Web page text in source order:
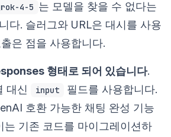
4-5 는 모델을 찾을 수 없다는
다. 슬러그와 URL은 대시를 사용
은 점을 사용합니다.
형태로 되어 있습니다.
대신 input
필드를 사용합니다.
호환 가능한 채팅 완성 기능
는 기존 코드를 마이그레이션하